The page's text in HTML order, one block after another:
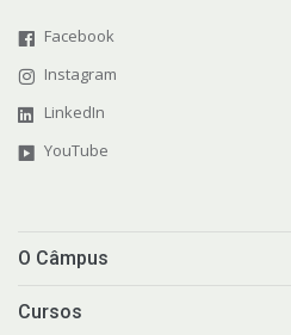
Facebook
Instagram
LinkedIn
YouTube
O Câmpus
Cursos